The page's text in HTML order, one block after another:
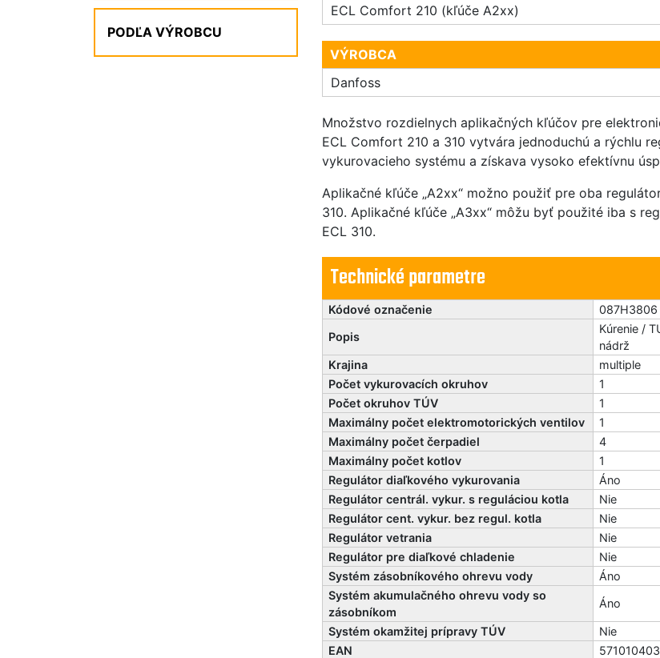
PODĽA VÝROBCU
ECL Comfort 210 (kľúče A2xx)
VÝROBCA
Danfoss
Množstvo rozdielnych aplikačných kľúčov pre
ECL Comfort 210 a 310 vytvára jednoduchú a rýchlu
vykurovacieho systému a získava vysoko efektívnu
Aplikačné kľúče „A2xx“ možno použiť pre oba
310. Aplikačné kľúče „A3xx“ môžu byť použité iba s
ECL 310.
Technické parametre
Kódové označenie
087H3806
Popis
Kúrenie /
nádrž
Krajina
multiple
Počet vykurovacích okruhov
1
Počet okruhov TÚV
1
Maximálny počet elektromotorických ventilov
1
Maximálny počet čerpadiel
4
Maximálny počet kotlov
1
Regulátor diaľkového vykurovania
Áno
Regulátor centrál. vykur. s reguláciou kotla
Nie
Regulátor cent. vykur. bez regul. kotla
Nie
Regulátor vetrania
Nie
Regulátor pre diaľkové chladenie
Nie
Systém zásobníkového ohrevu vody
Áno
Systém akumulačného ohrevu vody so
zásobníkom
Áno
Systém okamžitej prípravy TÚV
Nie
EAN